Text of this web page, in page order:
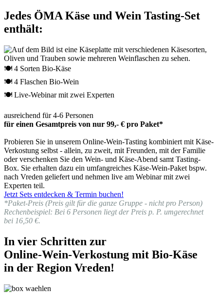
Jedes ÖMA Käse und Wein Tasting-Set
enthält:
🍽 4 Sorten Bio-Käse
🍽 4 Flaschen Bio-Wein
🍽 Live-Webinar mit zwei Experten
ausreichend für 4-6 Personen
für einen Gesamtpreis von nur 99,- € pro Paket*
Probieren Sie in unserem Online-Wein-Tasting kombiniert mit Käse-
Verkostung selbst - allein, zu zweit, mit Freunden, mit der Familie
oder verschenken Sie den Wein- und Käse-Abend samt Tasting-
Box. Sie erhalten dazu ein umfangreiches Käse-Wein-Paket bspw.
nach Vreden geliefert und nehmen live am Webinar mit zwei
Experten teil.
Jetzt Sets entdecken & Termin buchen!
*Paket-Preis (Preis gilt für die ganze Gruppe - nicht pro Person)
Rechenbeispiel: Bei 6 Personen liegt der Preis p. P. umgerechnet
bei 16,50 €.
In vier Schritten zur
Online-Wein-Verkostung mit Bio-Käse
in der Region Vreden!